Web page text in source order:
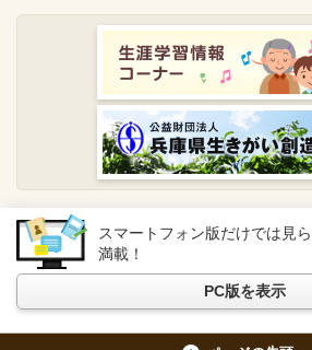
スマートフォン版だけでは見
満載！
PC版を表示